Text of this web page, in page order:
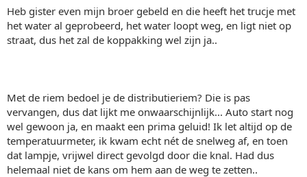
Heb gister even mijn broer gebeld en die heeft het trucje met
het water al geprobeerd, het water loopt weg, en ligt niet op
straat, dus het zal de koppakking wel zijn ja..
Met de riem bedoel je de distributieriem? Die is pas
vervangen, dus dat lijkt me onwaarschijnlijk... Auto start nog
wel gewoon ja, en maakt een prima geluid! Ik let altijd op de
temperatuurmeter, ik kwam echt nét de snelweg af, en toen
dat lampje, vrijwel direct gevolgd door die knal. Had dus
helemaal niet de kans om hem aan de weg te zetten..